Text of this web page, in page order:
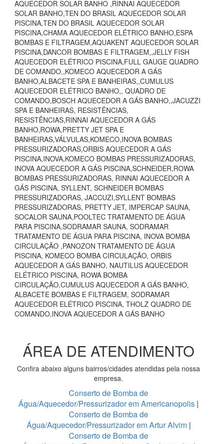
AQUECEDOR SOLAR BANHO ,RINNAI AQUECEDOR
SOLAR BANHO,TEN DO BRASIL AQUECEDOR SOLAR
PISCINA,TEN DO BRASIL AQUECEDOR SOLAR
PISCINA,CHAMA AQUECEDOR ELÉTRICO BANHO,ESPA
BOMBAS E FILTRAGEM,AQUAKENT AQUECEDOR SOLAR
PISCINA,DANCOR BOMBAS E FILTRAGEM,,JELLY FISH
AQUECEDOR ELÉTRICO PISCINA,FULL GAUGE QUADRO
DE COMANDO,,KOMECO AQUECEDOR A GÁS
BANHO,ALBACETE SPA E BANHEIRAS,,CUMULUS
AQUECEDOR ELÉTRICO BANHO,, QUADRO DE
COMANDO,BOSCH AQUECEDOR A GÁS BANHO,,JACUZZI
SPA E BANHEIRAS, RESISTÊNCIAS,
RESISTÊNCIAS,RINNAI AQUECEDOR A GÁS
BANHO,ROWA,PRETTY JET SPA E
BANHEIRAS,VÁLVULAS,KOMECO,INOVA BOMBAS
PRESSURIZADORAS,ORBIS AQUECEDOR A GÁS
PISCINA,INOVA,KOMECO BOMBAS PRESSURIZADORAS,
INOVA AQUECEDOR A GÁS PISCINA,SCHNEIDER,ROWA
BOMBAS PRESSURIZADORAS, RINNAI AQUECEDOR A
GÁS PISCINA, SYLLENT, SCHNEIDER BOMBAS
PRESSURIZADORAS, JACCUZI,SYLLENT BOMBAS
PRESSURIZADORAS, PRETTY JET, IMPERCAP SAUNA,
SOCALOR SAUNA,POOLTEC TRATAMENTO DE ÁGUA
PARA PISCINA,SODRAMAR SAUNA, SODRAMAR
TRATAMENTO DE ÁGUA PARA PISCINA, INOVA BOMBA
CIRCULAÇÃO ,PANOZON TRATAMENTO DE ÁGUA
PISCINA, KOMECO BOMBA CIRCULAÇÃO, ORBIS
AQUECEDOR A GÁS BANHO, NAUTILUS AQUECEDOR
ELÉTRICO PISCINA, ROWA BOMBA
CIRCULAÇÃO,CUMULUS AQUECEDOR A GÁS BANHO,
ALBACETE BOMBAS E FILTRAGEM, SODRAMAR
AQUECEDOR ELÉTRICO PISCINA, THOLZ QUADRO DE
COMANDO,INOVA AQUECEDOR A GÁS BANHO
ÁREA DE ATENDIMENTO
Confira abaixo alguns bairros/cidades atendidas pela nossa
empresa.
Conserto de Bomba de
Água/Aquecedor/Pressurizador em Americanopolis |
Conserto de Bomba de
Água/Aquecedor/Pressurizador em Artur Alvim |
Conserto de Bomba de